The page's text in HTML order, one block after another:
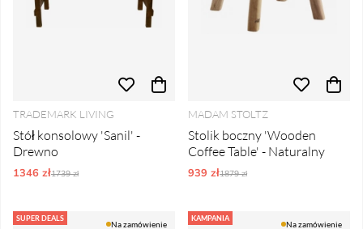
TRADEMARK LIVING
Stół konsolowy 'Sanil' -
Drewno
1346 złOrdynarne ceny:
1739 zł
MADAM STOLTZ
Stolik boczny 'Wooden
Coffee Table' - Naturalny
939 złOrdynarne ceny:
1879 zł
SUPER DEALS
Na zamówienie
KAMPANIA
Na zamówienie